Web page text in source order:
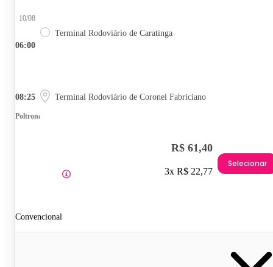
06:00
10/08
Terminal Rodoviário de Caratinga
08:25 Terminal Rodoviário de Coronel Fabriciano
Poltrona
Convencional
R$ 61,40
3x R$ 22,77
Selecionar